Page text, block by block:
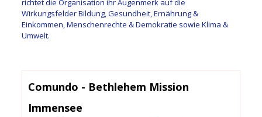
richtet die Organisation ihr Augenmerk auf die
Wirkungsfelder Bildung, Gesundheit, Ernährung &
Einkommen, Menschenrechte & Demokratie sowie Klima &
Umwelt.
Comundo - Bethlehem Mission
Immensee